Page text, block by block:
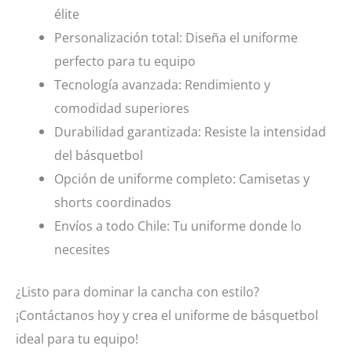
élite
Personalización total: Diseña el uniforme
perfecto para tu equipo
Tecnología avanzada: Rendimiento y
comodidad superiores
Durabilidad garantizada: Resiste la intensidad
del básquetbol
Opción de uniforme completo: Camisetas y
shorts coordinados
Envíos a todo Chile: Tu uniforme donde lo
necesites
¿Listo para dominar la cancha con estilo?
¡Contáctanos hoy y crea el uniforme de básquetbol
ideal para tu equipo!